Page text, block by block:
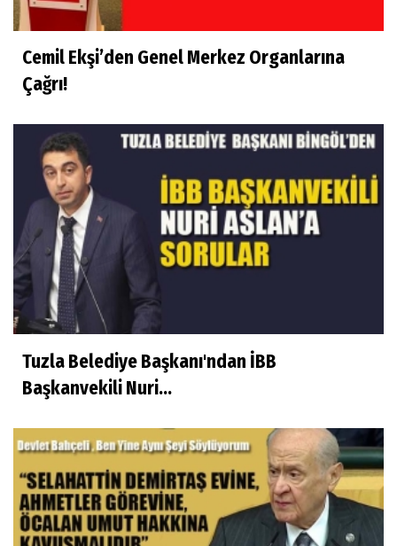
Cemil Ekşi’den Genel Merkez Organlarına
Çağrı!
Tuzla Belediye Başkanı'ndan İBB
Başkanvekili Nuri...